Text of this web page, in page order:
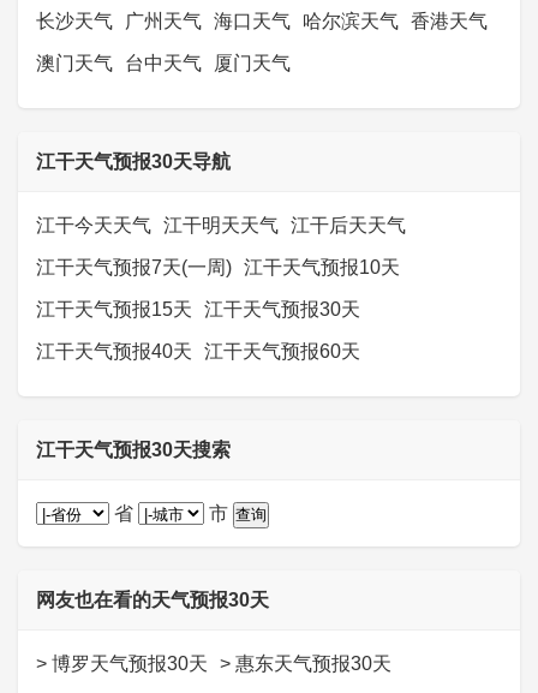
长沙天气 广州天气 海口天气 哈尔滨天气 香港天气
澳门天气 台中天气 厦门天气
江干天气预报30天导航
江干今天天气 江干明天天气 江干后天天气
江干天气预报7天(一周) 江干天气预报10天
江干天气预报15天 江干天气预报30天
江干天气预报40天 江干天气预报60天
江干天气预报30天搜索
省 市
网友也在看的天气预报30天
> 博罗天气预报30天 > 惠东天气预报30天